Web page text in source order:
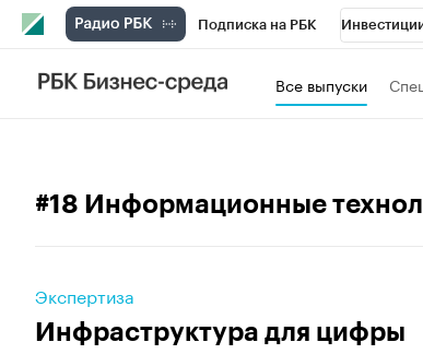
Подписка на РБК
Телеканал
Спецпроекты
Все выпуски
#18 Информационные
Экспертиза
Инфраструктура для цифры